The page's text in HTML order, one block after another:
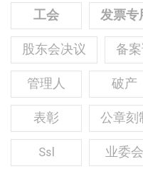
工会 发票专
股东会决议 备
管理人 破产
表彰 公章刻
Ssl 业委会